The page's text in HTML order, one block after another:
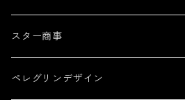
スター商事
ペレグリンデザイン